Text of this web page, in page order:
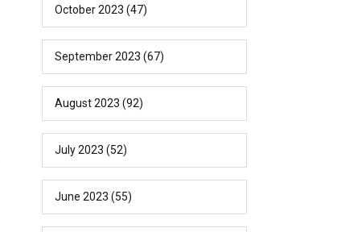
October 2023 (47)
September 2023 (67)
August 2023 (92)
July 2023 (52)
June 2023 (55)